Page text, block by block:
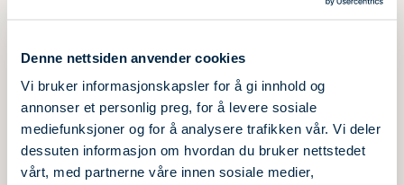
Denne nettsiden anvender cookies
Vi bruker informasjonskapsler for å gi innhold og
annonser et personlig preg, for å levere sosiale
mediefunksjoner og for å analysere trafikken vår. Vi deler
dessuten informasjon om hvordan du bruker nettstedet
vårt, med partnerne våre innen sosiale medier,
To view your orders, log in to your customer area with
your user data and click on the "Orders" button. There
you will find your orders with all relevant information
and their order status.